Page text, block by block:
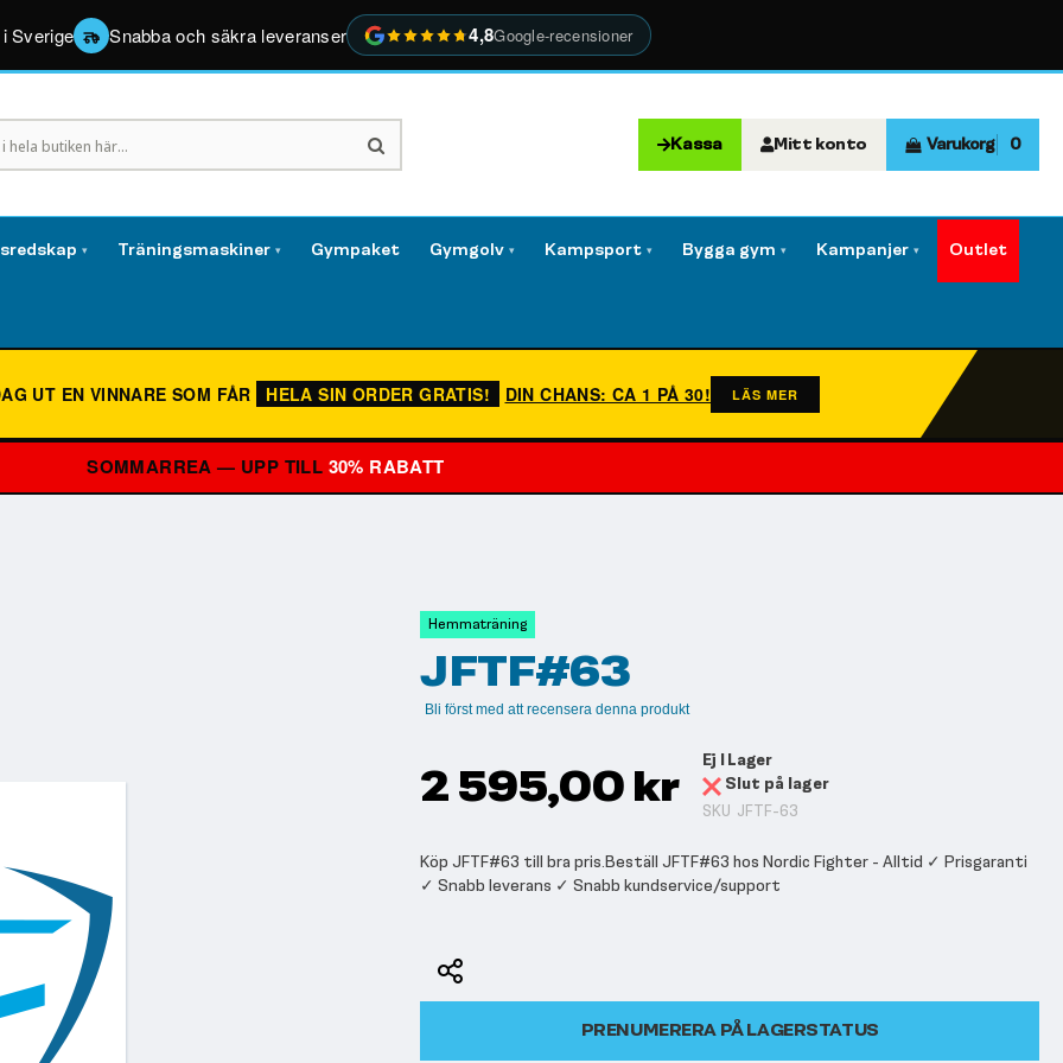
Sverige Snabba och säkra leveranser 4,8Google-recensioner
Kassa Mitt konto Varukorg 0
▾ Träningsmaskiner ▾ Gympaket Gymgolv ▾ Kampsport ▾ Bygga gym ▾ Kampanjer ▾ Outlet
UT EN VINNARE SOM FÅR HELA SIN ORDER GRATIS! DIN CHANS: CA 1 PÅ 30! LÄS MER
SOMMARREA — UPP TILL 30% RABATT
Hemmaträning
JFTF#63
Bli först med att recensera denna produkt
2 595,00 kr
Ej I Lager
Slut på lager
SKU JFTF-63
Köp JFTF#63 till bra pris.Beställ JFTF#63 hos Nordic Fighter - Alltid ✓ Prisgaranti
✓ Snabb leverans ✓ Snabb kundservice/support
PRENUMERERA PÅ LAGERSTATUS